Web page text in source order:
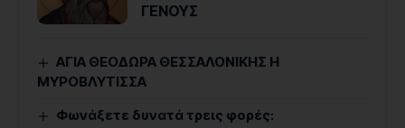
ΓΕΝΟΥΣ
ΑΓΙΑ ΘΕΟΔΩΡΑ ΘΕΣΣΑΛΟΝΙΚΗΣ Η
ΜΥΡΟΒΛΥΤΙΣΣΑ
Φωνάξετε δυνατά τρεις φορές: